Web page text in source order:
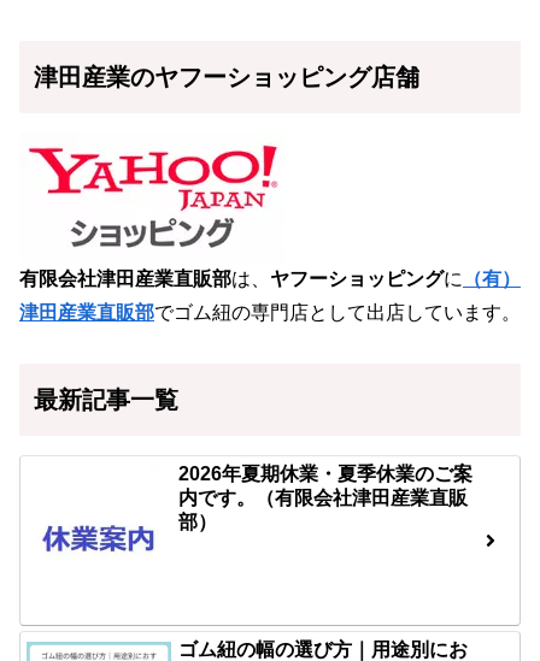
津田産業のヤフーショッピング店舗
有限会社津田産業直販部は、 ヤフーショッピングに
（有）
津田産業直販部でゴム紐の専門店として出店しています。
最新記事一覧
2026年夏期休業・夏季休業のご案
内です。（有限会社津田産業直販
部）
ゴム紐の幅の選び方｜用途別にお